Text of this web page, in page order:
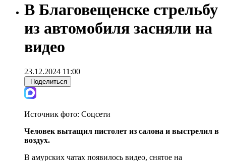
В Благовещенске стрельбу
из автомобиля засняли на
видео
23.12.2024 11:00
Поделиться
Источник фото: Соцсети
Человек вытащил пистолет из салона и выстрелил в
воздух.
В амурских чатах появилось видео, снятое на